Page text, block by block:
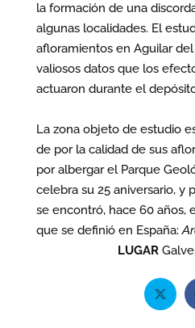
la formación de una
algunas localidades. El
afloramientos en Aguilar
valiosos datos que los
actuaron durante el
La zona objeto de estudio
de por la calidad de sus
por albergar el Parque
celebra su 25 aniversario, y
se encontró, hace 60 años,
que se definió en España:
LUGAR